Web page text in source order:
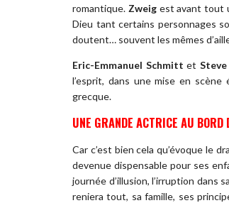
romantique. Zweigest avant tout
Dieu tant certains personnages
doutent… souvent les mêmes
Eric-Emmanuel Schmitt et Steve
l’esprit, dans une mise en
grecque.
UNE GRANDE ACTRICE AU BORD
Car c’est bien cela qu’évoque le
devenue dispensable pour ses
journée d’illusion, l’irruption dans
reniera tout, sa famille, ses